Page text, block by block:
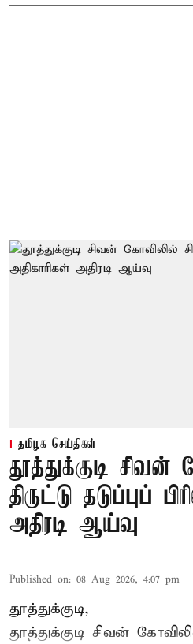
தமிழக செய்திகள்
தூத்துக்குடி சிவன்
திருட்டு தடுப்புப்
அதிரடி ஆய்வு
Published on: 08 Aug 2026, 4:07 pm
தூத்துக்குடி,
தூத்துக்குடி சிவன்